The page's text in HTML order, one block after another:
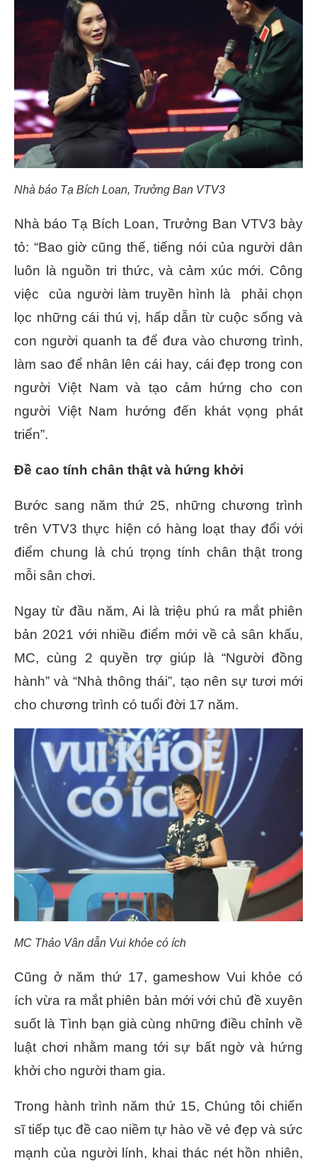
Nhà báo Tạ Bích Loan, Trưởng Ban VTV3
Nhà báo Tạ Bích Loan, Trưởng Ban VTV3 bày
tỏ: “Bao giờ cũng thế, tiếng nói của người dân
luôn là nguồn tri thức, và cảm xúc mới. Công
việc của người làm truyền hình là phải chọn
lọc những cái thú vị, hấp dẫn từ cuộc sống và
con người quanh ta để đưa vào chương trình,
làm sao để nhân lên cái hay, cái đẹp trong con
người Việt Nam và tạo cảm hứng cho con
người Việt Nam hướng đến khát vọng phát
triển”.
Đề cao tính chân thật và hứng khởi
Bước sang năm thứ 25, những chương trình
trên VTV3 thực hiện có hàng loạt thay đổi với
điểm chung là chú trọng tính chân thật trong
mỗi sân chơi.
Ngay từ đầu năm, Ai là triệu phú ra mắt phiên
bản 2021 với nhiều điểm mới về cả sân khấu,
MC, cùng 2 quyền trợ giúp là “Người đồng
hành” và “Nhà thông thái”, tạo nên sự tươi mới
cho chương trình có tuổi đời 17 năm.
MC Thảo Vân dẫn Vui khỏe có ích
Cũng ở năm thứ 17, gameshow Vui khỏe có
ích vừa ra mắt phiên bản mới với chủ đề xuyên
suốt là Tình bạn già cùng những điều chỉnh về
luật chơi nhằm mang tới sự bất ngờ và hứng
khởi cho người tham gia.
Trong hành trình năm thứ 15, Chúng tôi chiến
sĩ tiếp tục đề cao niềm tự hào về vẻ đẹp và sức
mạnh của người lính, khai thác nét hồn nhiên,